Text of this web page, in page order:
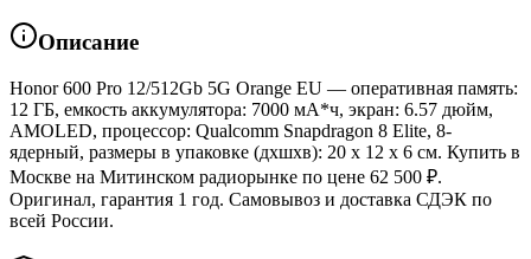
Описание
Honor 600 Pro 12/512Gb 5G Orange EU — оперативная память:
12 ГБ, емкость аккумулятора: 7000 мА*ч, экран: 6.57 дюйм,
AMOLED, процессор: Qualcomm Snapdragon 8 Elite, 8-
ядерный, размеры в упаковке (дхшхв): 20 x 12 x 6 см. Купить в
Москве на Митинском радиорынке по цене 62 500 ₽.
Оригинал, гарантия 1 год. Самовывоз и доставка СДЭК по
всей России.